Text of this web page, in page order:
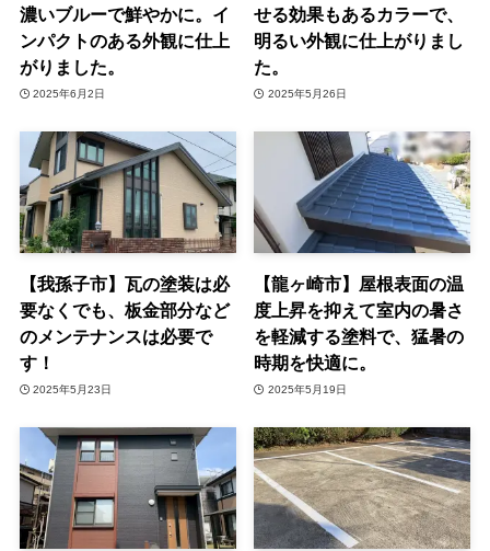
濃いブルーで鮮やかに。イ
ンパクトのある外観に仕上
がりました。
2025年6月2日
せる効果もあるカラーで、
明るい外観に仕上がりまし
た。
2025年5月26日
【我孫子市】瓦の塗装は必
要なくでも、板金部分など
のメンテナンスは必要で
す！
2025年5月23日
【龍ヶ崎市】屋根表面の温
度上昇を抑えて室内の暑さ
を軽減する塗料で、猛暑の
時期を快適に。
2025年5月19日